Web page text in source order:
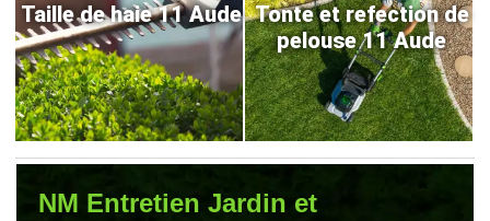
Taille de haie 11 Aude Tonte et refection de
pelouse 11 Aude
NM Entretien Jardin et